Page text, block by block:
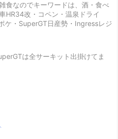
食なのでキーワードは、酒・食べ
HR34改・コペン・温泉ドライ
ケ・SuperGT日産勢・Ingressレジ
は全サーキット出掛けてま